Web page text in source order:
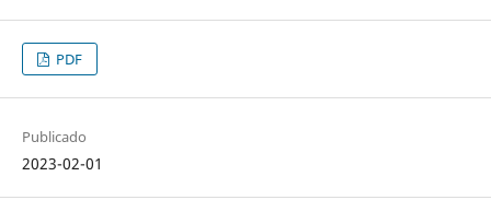
PDF
Publicado
2023-02-01